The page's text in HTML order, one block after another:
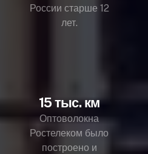
России старше 12
лет.
15 тыс. км
Оптоволокна
Ростелеком было
построено и